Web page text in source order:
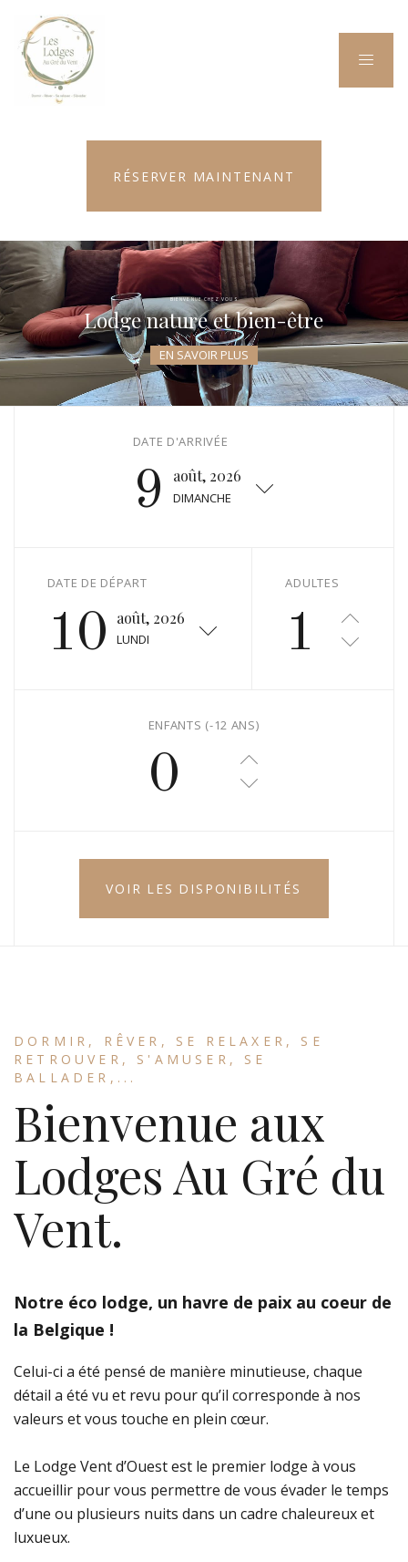
RÉSERVER MAINTENANT
BIENVENUE CHEZ VOUS
Lodge nature et bien-être
EN SAVOIR PLUS
DATE D'ARRIVÉE
9 août, 2026
DIMANCHE
DATE DE DÉPART
10 août, 2026
LUNDI
ADULTES
1
ENFANTS (-12 ANS)
0
VOIR LES DISPONIBILITÉS
DORMIR, RÊVER, SE RELAXER, SE
RETROUVER, S'AMUSER, SE
BALLADER,...
Bienvenue aux
Lodges Au Gré du
Vent.
Notre éco lodge, un havre de paix au coeur de
la Belgique !
Celui-ci a été pensé de manière minutieuse, chaque
détail a été vu et revu pour qu’il corresponde à nos
valeurs et vous touche en plein cœur.
Le Lodge Vent d’Ouest est le premier lodge à vous
accueillir pour vous permettre de vous évader le temps
d’une ou plusieurs nuits dans un cadre chaleureux et
luxueux.